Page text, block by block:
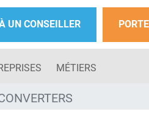
UN CONSEILLER
MÉTIERS